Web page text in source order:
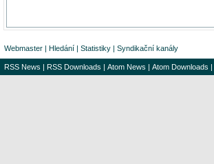
Webmaster | Hledání | Statistiky | Syndikační kanály
RSS News | RSS Downloads | Atom News | Atom Downloads |